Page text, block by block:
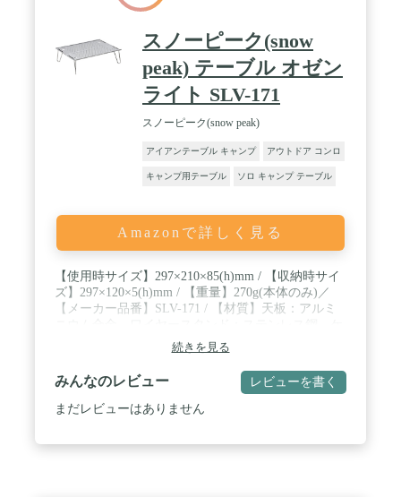
スノーピーク(snow
peak) テーブル オゼン
ライト SLV-171
スノーピーク(snow peak)
アイアンテーブル キャンプ アウトドア コンロ
キャンプ用テーブル ソロ キャンプ テーブル
Amazonで詳しく見る
【使用時サイズ】297×210×85(h)mm / 【収納時サイ
ズ】297×120×5(h)mm / 【重量】270g(本体のみ)／
【メーカー品番】SLV-171 / 【材質】天板：アルミ
ース：ナイロン / 【セット内容】本体、収納ケース
続きを見る
みんなのレビュー レビューを書く
まだレビューはありません